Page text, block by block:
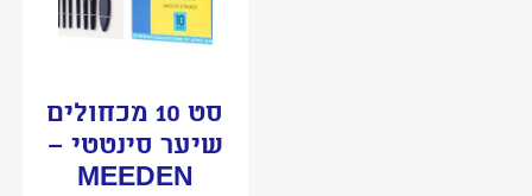
סט 10 מכחולים
שיער סינטטי –
MEEDEN